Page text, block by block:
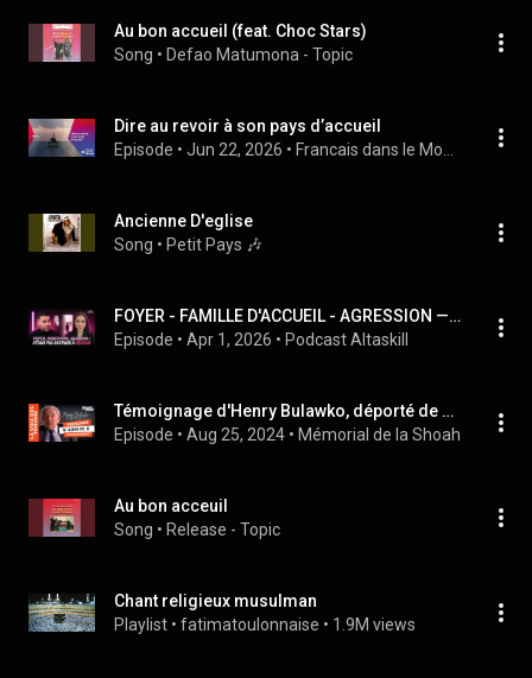
Au bon accueil (feat. Choc Stars)
Song • Defao Matumona - Topic
Dire au revoir à son pays d’accueil
Episode • Jun 22, 2026 •
Ancienne D'eglise
Song • Petit Pays 🎶
FOYER - FAMILLE D'ACCUEIL - AGRESSION — À 23 ANS ELLE A TOUT CONSTRUIT
Episode • Apr 1, 2026 • Podcast Altaskill
Témoignage d'Henry Bulawko, déporté de France au camp d’Auschwitz-Birkenau
Episode • Aug 25, 2024 • Mémorial de la Shoah
Au bon acceuil
Song • Release - Topic
Chant religieux musulman
Playlist • fatimatoulonnaise • 1.9M views